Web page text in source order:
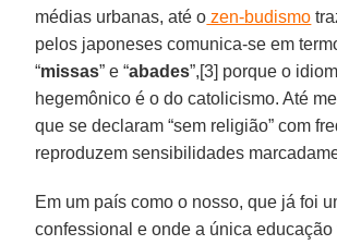
médias urbanas, até o zen-budismo
pelos japoneses comunica-se em
“missas” e “abades”,[3] porque o
hegemônico é o do catolicismo. Até
que se declaram “sem religião” com
reproduzem sensibilidades
Em um país como o nosso, que já foi
confessional e onde a única educação